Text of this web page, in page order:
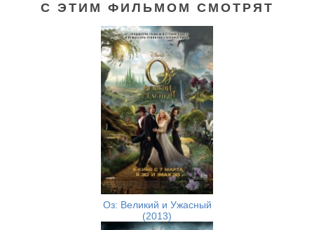
С ЭТИМ ФИЛЬМОМ СМОТРЯТ
Оз: Великий и Ужасный
(2013)